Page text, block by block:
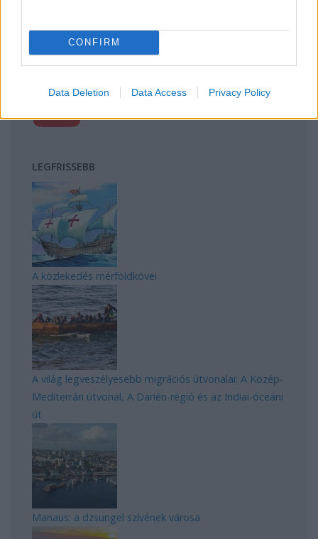
CONFIRM
Data Deletion Data Access Privacy Policy
A közlekedés mérföldkövei
FACEBOOK
LEGFRISSEBB
A közlekedés mérföldkövei
A világ legveszélyesebb migrációs útvonalai: A Közép-
Mediterrán útvonal, A Darién-régió és az Indiai-óceáni
út
Manaus: a dzsungel szívének városa